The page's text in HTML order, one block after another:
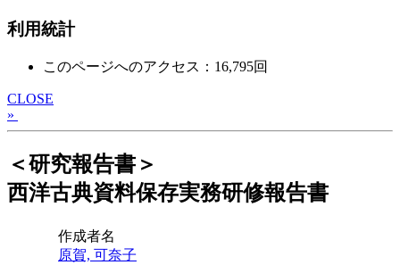
利用統計
このページへのアクセス：16,795回
CLOSE
»
＜研究報告書＞
西洋古典資料保存実務研修報告書
作成者名
原賀, 可奈子